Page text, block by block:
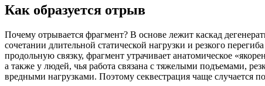
Как образуется отрыв
Почему отрывается фрагмент? В основе лежит каскад
сочетании длительной статической нагрузки и резкого
продольную связку, фрагмент утрачивает анатомическое
а также у людей, чья работа связана с тяжелыми подъемами,
вредными нагрузками. Поэтому секвестрация чаще случается